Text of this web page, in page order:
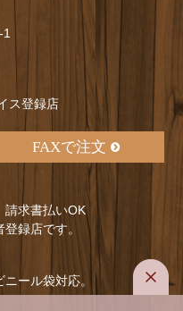
ス登録店
FAXで注文
請求書払いOK
録店です。
ール袋対応。